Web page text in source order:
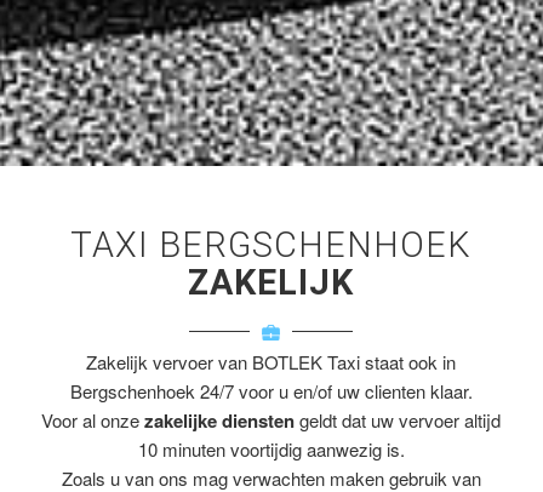
TAXI BERGSCHENHOEK
ZAKELIJK
Zakelijk vervoer van BOTLEK Taxi staat ook in
Bergschenhoek 24/7 voor u en/of uw clienten klaar.
Voor al onzezakelijke dienstengeldt dat uw vervoer altijd
10 minuten voortijdig aanwezig is.
Zoals u van ons mag verwachten maken gebruik van